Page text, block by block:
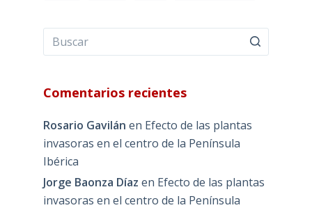
Comentarios recientes
Rosario Gavilán en Efecto de las plantas
invasoras en el centro de la Península
Ibérica
Jorge Baonza Díaz en Efecto de las plantas
invasoras en el centro de la Península